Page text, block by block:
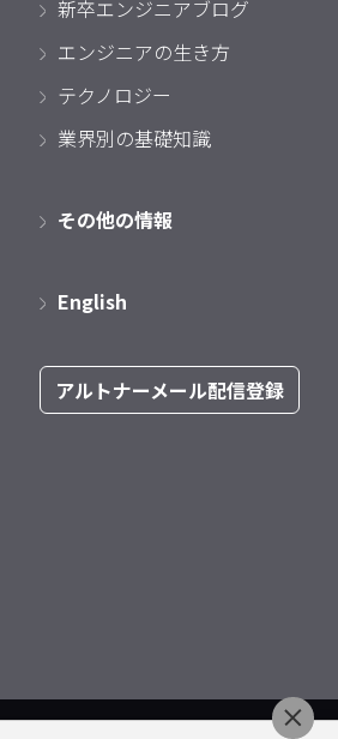
新卒エンジニアブログ
エンジニアの生き方
テクノロジー
業界別の基礎知識
その他の情報
English
アルトナーメール配信登録